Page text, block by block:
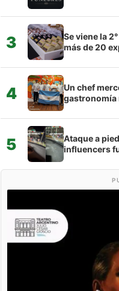
3
Se viene la
más de 20
4
Un chef
gastronomía
5
Ataque a
influencers